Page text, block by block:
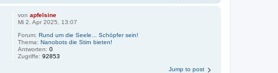
vonapfelsine
Mi 2. Apr 2025, 13:07
Forum:Rund um die Seele... Schöpfer sein!
Thema:Nanobots die Stirn bieten!
Antworten:0
Zugriffe:92853
Jump to post